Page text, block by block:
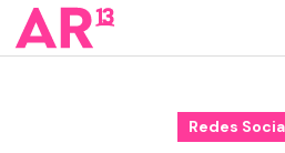
Redes